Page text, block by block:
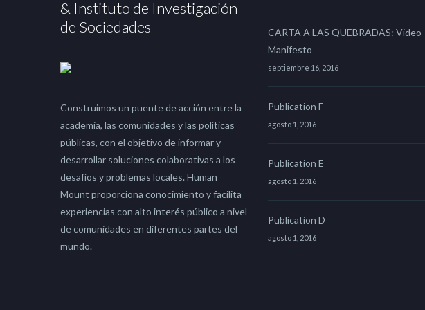
& Instituto de Investigación
de Sociedades
Construimos un puente de acción entre la
academia, las comunidades y las políticas
públicas, con el objetivo de informar y
desarrollar soluciones colaborativas a los
desafíos y problemas locales. Human
Mount proporciona conocimiento y facilita
experiencias con alto interés público a nivel
de comunidades en diferentes partes del
mundo.
CARTA A LAS QUEBRADAS: Video-
Manifesto
septiembre 16, 2016
Publication F
agosto 1, 2016
Publication E
agosto 1, 2016
Publication D
agosto 1, 2016